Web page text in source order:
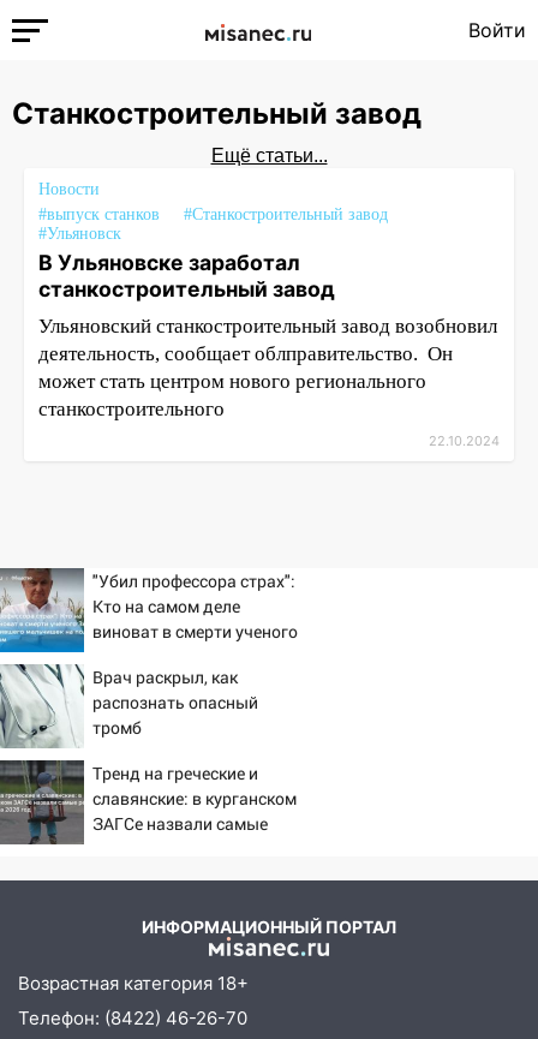
Войти
Станкостроительный завод
Ещё статьи...
Новости
#выпуск станков
#Станкостроительный завод
#Ульяновск
В Ульяновске заработал
станкостроительный завод
Ульяновский станкостроительный завод возобновил
деятельность, сообщает облправительство. Он
может стать центром нового регионального
станкостроительного
22.10.2024
"Убил профессора страх":
Кто на самом деле
виноват в смерти ученого
мальчишек на поле с
горохом
Врач раскрыл, как
распознать опасный
тромб
Тренд на греческие и
славянские: в курганском
ЗАГСе назвали самые
ИНФОРМАЦИОННЫЙ ПОРТАЛ
Возрастная категория 18+
Телефон: (8422) 46-26-70